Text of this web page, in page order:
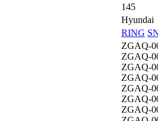
145
Hyundai
RING
ZGAQ-
ZGAQ-
ZGAQ-
ZGAQ-
ZGAQ-
ZGAQ-
ZGAQ-